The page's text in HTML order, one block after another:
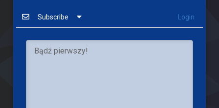
Subscribe Login